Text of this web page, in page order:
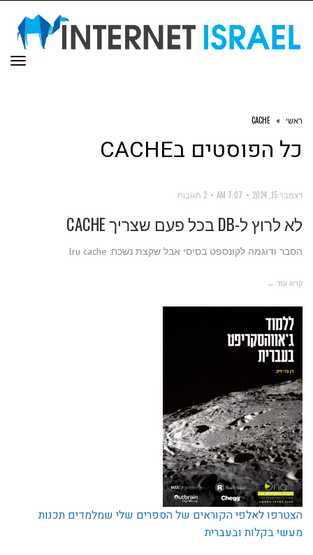
ראשי »
CACHE
כל הפוסטים בCACHE
דצמבר 15, 2024 7:07 AM 2 תגובות
לא לרוץ ל-DB בכל פעם שצריך CACHE
הסבר ודוגמה לקונספט בסיסי אבל שקצת נשכח: lru cache
קרא עוד ←
הצטרפו לאלפי הקוראים של הספרים שלי שמלמדים תכנות
מעשי בקלות ובעברית